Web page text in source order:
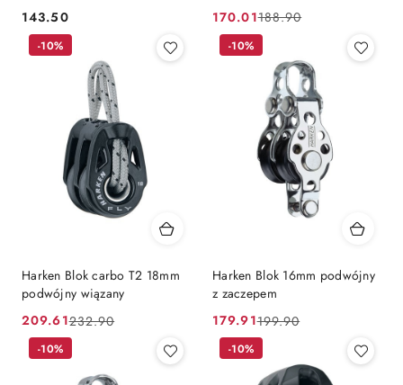
Cena:
143.50
Cena
promocyjna:
170.01
Cena
przed
188.90
Harken Blok carbo T2 18mm
podwójny wiązany
Cena
promocyjna:
209.61
Cena
przed
232.90
-10%
Harken Blok 16mm podwójny
z zaczepem
Cena
promocyjna:
179.91
Cena
przed
promocją:
199.90
-10%
-10% -10%